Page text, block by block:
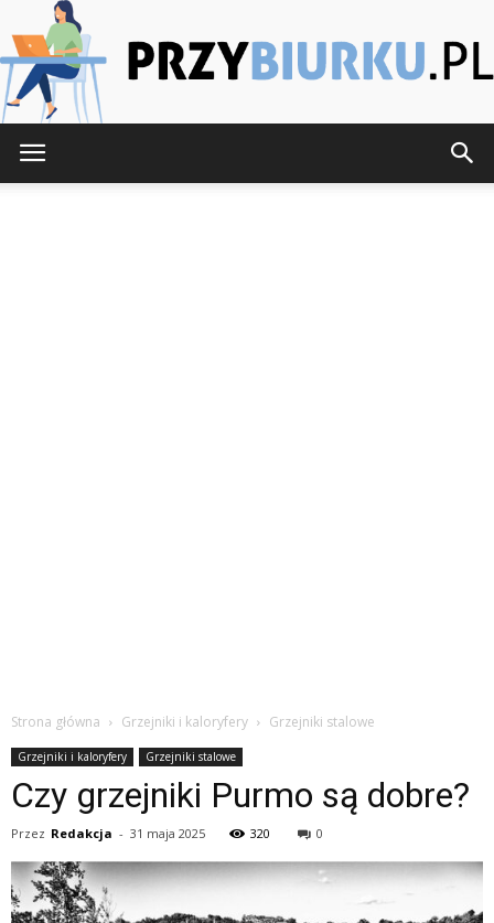
Strona główna Grzejniki i kaloryfery Grzejniki stalowe
Grzejniki i kaloryfery Grzejniki stalowe
Czy grzejniki Purmo są dobre?
Przez Redakcja - 31 maja 2025 320 0